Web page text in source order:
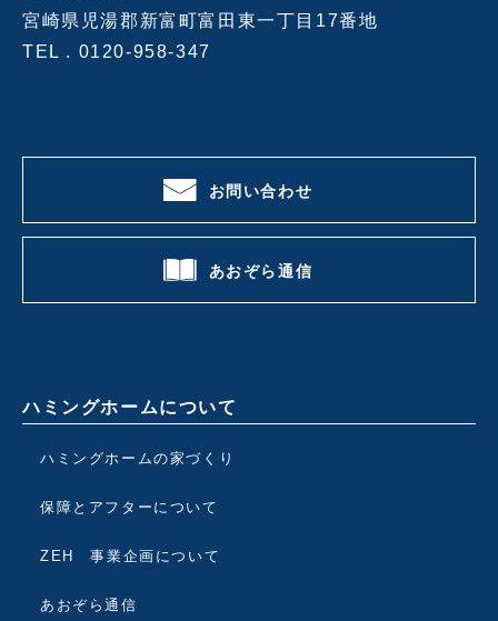
宮崎県児湯郡新富町富田東一丁目17番地
TEL . 0120-958-347
お問い合わせ
あおぞら通信
ハミングホームについて
ハミングホームの家づくり
保障とアフターについて
ZEH 事業企画について
あおぞら通信